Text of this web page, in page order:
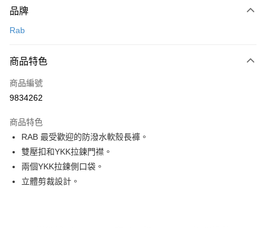
信用卡一次付款
3 期 0 利率 每期
合作金庫商業銀行
上海商業儲蓄銀行
臺灣中小企業銀行
匯豐（台灣）商業銀行
華泰商業銀行
聯邦商業銀行
元大商業銀行
玉山商業銀行
超商取貨付款
LINE Pay
Apple Pay
ATM付款
運送方式
品牌
Rab
商品特色
商品編號
9834262
商品特色
RAB 最受歡迎的防潑水軟殼長褲。
雙壓扣和YKK拉鍊門襟。
兩個YKK拉鍊側口袋。
立體剪裁設計。